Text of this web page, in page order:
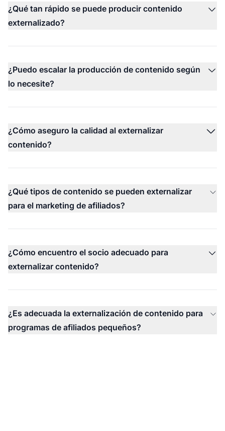
¿Qué tan rápido se puede producir contenido
externalizado?
¿Puedo escalar la producción de contenido según
lo necesite?
¿Cómo aseguro la calidad al externalizar
contenido?
¿Qué tipos de contenido se pueden externalizar
para el marketing de afiliados?
¿Cómo encuentro el socio adecuado para
externalizar contenido?
¿Es adecuada la externalización de contenido para
programas de afiliados pequeños?